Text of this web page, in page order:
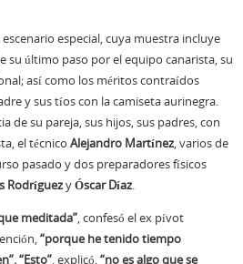
especial, cuya muestra incluye
su último paso por el equipo canarista, su
así como los méritos contraídos
y sus tíos con la camiseta aurinegra.
de su pareja, sus hijos, sus padres, con
el técnico Alejandro Martínez, varios de
pasado y dos preparadores físicos
RodríguezyÓscar Díaz.
meditada”, confesó el ex pívot
“porque he tenido tiempo
“Esto”, explicó,“no es algo que se